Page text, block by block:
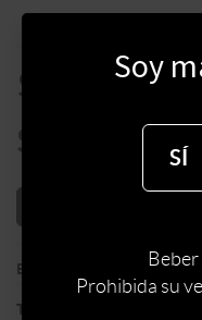
$ 8690
$
BODEGA WINE & SOUL
TIPO DE VINO
Soy
SÍ
Beber
Prohibida su